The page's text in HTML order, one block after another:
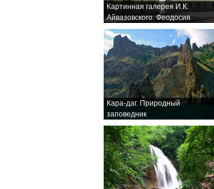
Картинная галерея И.К.
Айвазовского. Феодосия
Кара-даг. Природный
заповедник